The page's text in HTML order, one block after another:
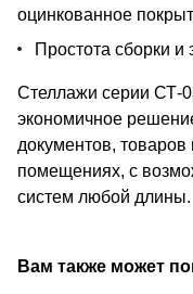
оцинкованное
Простота сборки и
Стеллажи серии СТ-
экономичное
документов,
помещениях, с
систем любой длины.
Вам также может